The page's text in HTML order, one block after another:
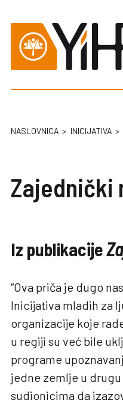
NASLOVNICA INICIJATIVA
Zajednički
Iz publikacije
“Ova priča je dugo
Inicijativa mladih za
organizacije koje
u regiji su već bile
programe
jedne zemlje u
sudionicima da